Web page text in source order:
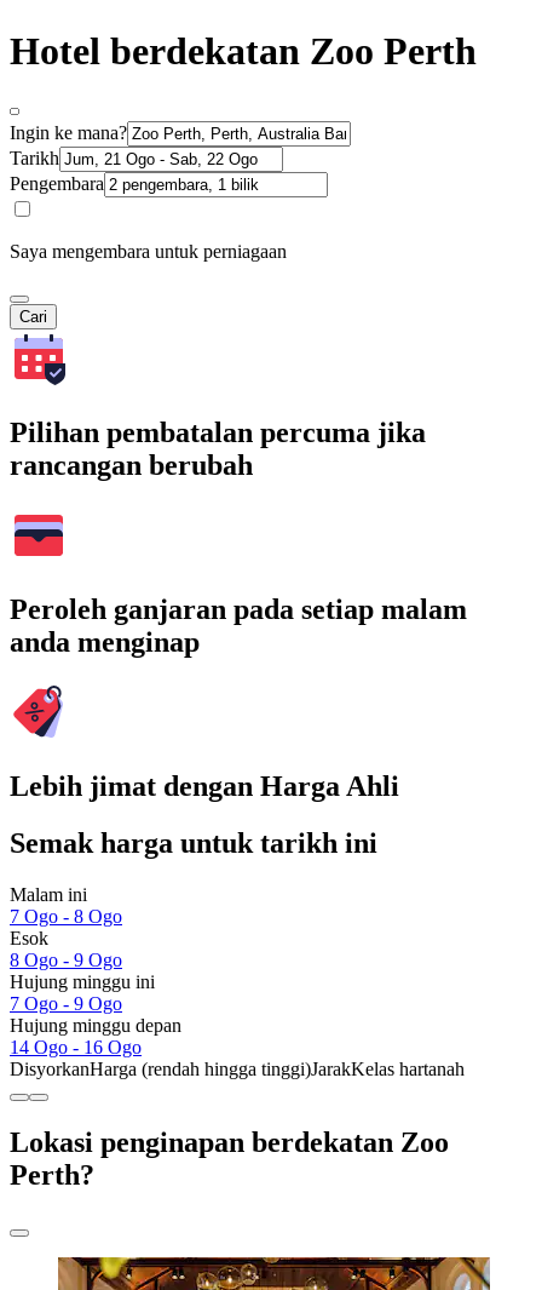
Hotel berdekatan Zoo Perth
Ingin ke mana?
Tarikh
Pengembara
Saya mengembara untuk perniagaan
Cari
Pilihan pembatalan percuma jika
rancangan berubah
Peroleh ganjaran pada setiap malam
anda menginap
Lebih jimat dengan Harga Ahli
Semak harga untuk tarikh ini
Malam ini
7 Ogo - 8 Ogo
Esok
8 Ogo - 9 Ogo
Hujung minggu ini
7 Ogo - 9 Ogo
Hujung minggu depan
14 Ogo - 16 Ogo
DisyorkanHarga (rendah hingga tinggi)JarakKelas hartanah
Lokasi penginapan berdekatan Zoo
Perth?